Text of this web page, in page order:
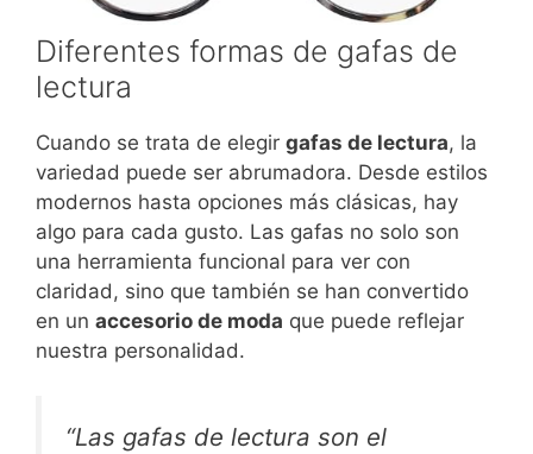
Diferentes formas de gafas de
lectura
Cuando se trata de elegir gafas de lectura, la
variedad puede ser abrumadora. Desde estilos
modernos hasta opciones más clásicas, hay
algo para cada gusto. Las gafas no solo son
una herramienta funcional para ver con
claridad, sino que también se han convertido
en un accesorio de moda que puede reflejar
nuestra personalidad.
“Las gafas de lectura son el